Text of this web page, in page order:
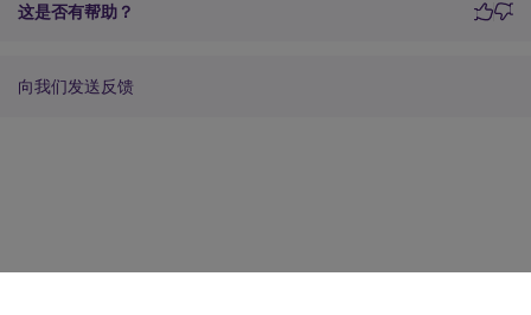
这是否有帮助？
向我们发送反馈